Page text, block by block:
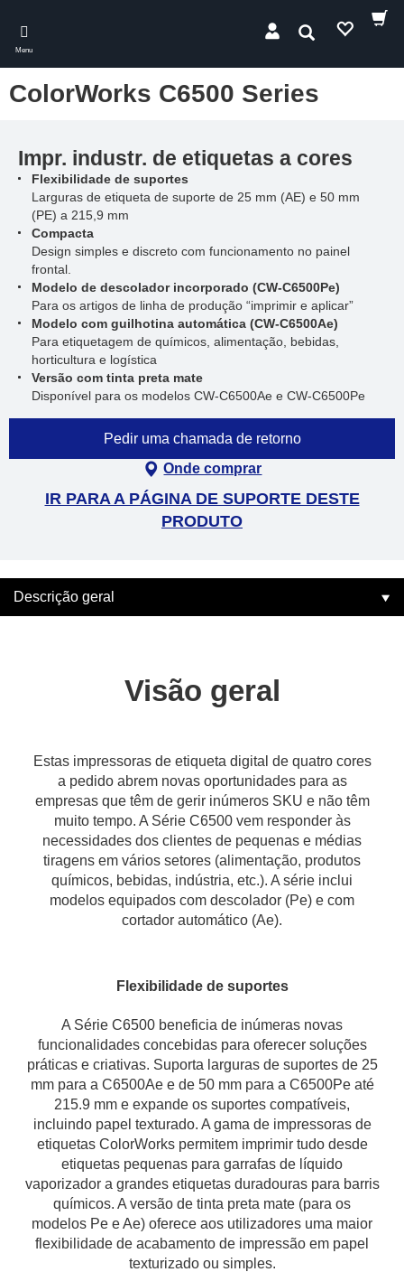
main
content
Menu
Pesquisar
ColorWorks C6500 Series
Impr. industr. de etiquetas a cores
Flexibilidade de suportes
Larguras de etiqueta de suporte de 25 mm (AE) e 50 mm
(PE) a 215,9 mm
Compacta
Design simples e discreto com funcionamento no painel
frontal.
Modelo de descolador incorporado (CW-C6500Pe)
Para os artigos de linha de produção “imprimir e aplicar”
Modelo com guilhotina automática (CW-C6500Ae)
Para etiquetagem de químicos, alimentação, bebidas,
horticultura e logística
Versão com tinta preta mate
Disponível para os modelos CW-C6500Ae e CW-C6500Pe
Pedir uma chamada de retorno
Onde comprar
IR PARA A PÁGINA DE SUPORTE DESTE
PRODUTO
Descrição geral
Visão geral
Estas impressoras de etiqueta digital de quatro cores
a pedido abrem novas oportunidades para as
empresas que têm de gerir inúmeros SKU e não têm
muito tempo. A Série C6500 vem responder às
necessidades dos clientes de pequenas e médias
tiragens em vários setores (alimentação, produtos
químicos, bebidas, indústria, etc.). A série inclui
modelos equipados com descolador (Pe) e com
cortador automático (Ae).
Flexibilidade de suportes
A Série C6500 beneficia de inúmeras novas
funcionalidades concebidas para oferecer soluções
práticas e criativas. Suporta larguras de suportes de 25
mm para a C6500Ae e de 50 mm para a C6500Pe até
215.9 mm e expande os suportes compatíveis,
incluindo papel texturado. A gama de impressoras de
etiquetas ColorWorks permitem imprimir tudo desde
etiquetas pequenas para garrafas de líquido
vaporizador a grandes etiquetas duradouras para barris
químicos. A versão de tinta preta mate (para os
modelos Pe e Ae) oferece aos utilizadores uma maior
flexibilidade de acabamento de impressão em papel
texturizado ou simples.